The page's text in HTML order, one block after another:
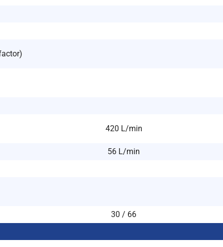
420 L/min
56 L/min
30 / 66